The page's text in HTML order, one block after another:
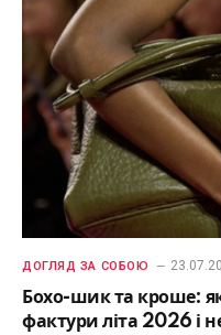
ДОГЛЯД ЗА СОБОЮ
Бохо-шик та кроше:
фактури літа 2026 і